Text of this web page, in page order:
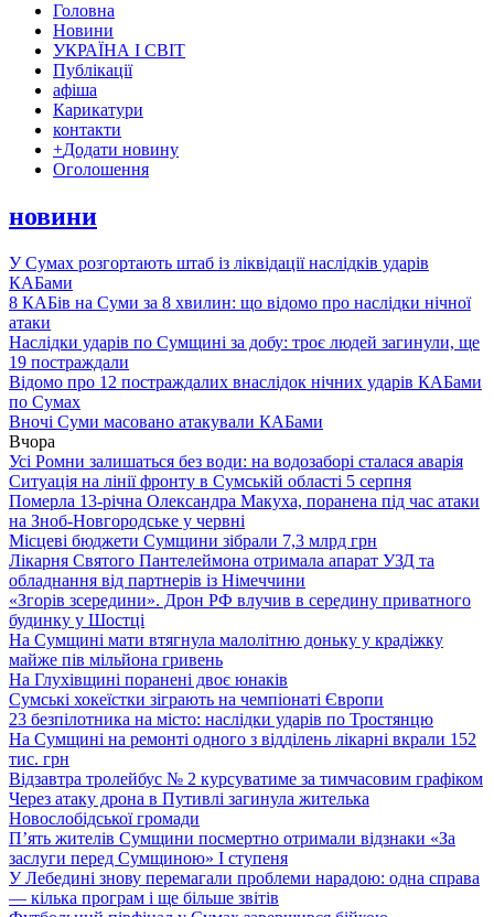
Головна
Новини
УКРАЇНА І СВІТ
Публікації
афіша
Карикатури
контакти
+Додати новину
Оголошення
новини
У Сумах розгортають штаб із ліквідації наслідків ударів
КАБами
8 КАБів на Суми за 8 хвилин: що відомо про наслідки нічної
атаки
Наслідки ударів по Сумщині за добу: троє людей загинули, ще
19 постраждали
Відомо про 12 постраждалих внаслідок нічних ударів КАБами
по Сумах
Вночі Суми масовано атакували КАБами
Вчора
Усі Ромни залишаться без води: на водозаборі сталася аварія
Ситуація на лінії фронту в Сумській області 5 серпня
Померла 13-річна Олександра Макуха, поранена під час атаки
на Зноб-Новгородське у червні
Місцеві бюджети Сумщини зібрали 7,3 млрд грн
Лікарня Святого Пантелеймона отримала апарат УЗД та
обладнання від партнерів із Німеччини
«Згорів зсередини». Дрон РФ влучив в середину приватного
будинку у Шостці
На Сумщині мати втягнула малолітню доньку у крадіжку
майже пів мільйона гривень
На Глухівщині поранені двоє юнаків
Сумські хокеїстки зіграють на чемпіонаті Європи
23 безпілотника на місто: наслідки ударів по Тростянцю
На Сумщині на ремонті одного з відділень лікарні вкрали 152
тис. грн
Відзавтра тролейбус № 2 курсуватиме за тимчасовим графіком
Через атаку дрона в Путивлі загинула жителька
Новослобідської громади
П’ять жителів Сумщини посмертно отримали відзнаки «За
заслуги перед Сумщиною» І ступеня
У Лебедині знову перемагали проблеми нарадою: одна справа
— кілька програм і ще більше звітів